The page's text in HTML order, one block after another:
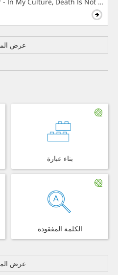
عرض
بناء عبارة
الكلمة المفقودة
عرض